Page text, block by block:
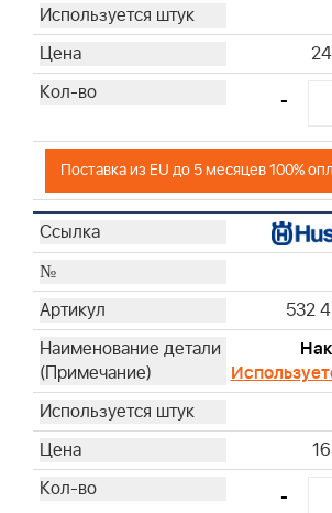
-
Поставка из EU до 5 месяцев 100%
532
-